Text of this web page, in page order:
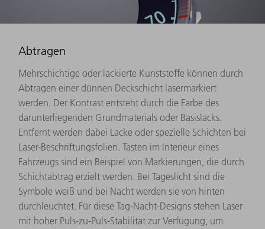
Abtragen
Mehrschichtige oder lackierte Kunststoffe können durch
Abtragen einer dünnen Deckschicht lasermarkiert
werden. Der Kontrast entsteht durch die Farbe des
darunterliegenden Grundmaterials oder Basislacks.
Entfernt werden dabei Lacke oder spezielle Schichten bei
Laser-Beschriftungsfolien. Tasten im Interieur eines
Fahrzeugs sind ein Beispiel von Markierungen, die durch
Schichtabtrag erzielt werden. Bei Tageslicht sind die
Symbole weiß und bei Nacht werden sie von hinten
durchleuchtet. Für diese Tag-Nacht-Designs stehen Laser
mit hoher Puls-zu-Puls-Stabilität zur Verfügung, um